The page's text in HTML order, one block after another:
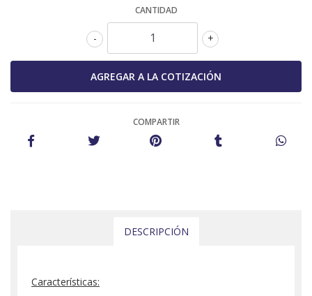
CANTIDAD
+
-
COMPARTIR
DESCRIPCIÓN
Características: